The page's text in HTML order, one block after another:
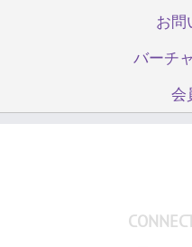
お問
バーチ
会